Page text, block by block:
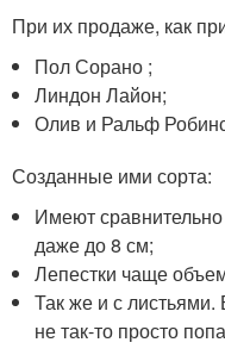
При их продаже, как
Пол Сорано ;
Линдон Лайон;
Олив и Ральф
Созданные ими сорта:
Имеют
даже до 8 см;
Лепестки чаще
Так же и с листьями.
не так-то просто